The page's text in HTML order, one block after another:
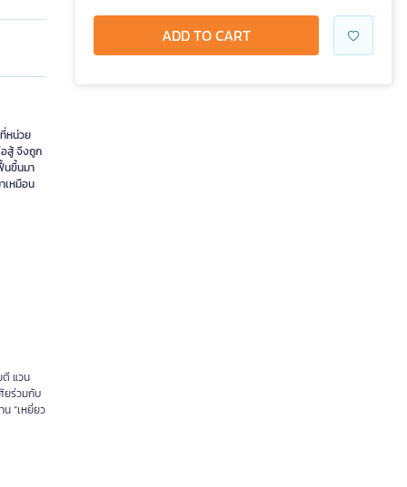
หน่วย
สู้ จึงถูก
นขึ้นมา
เหมือน
ตี แวน
ยร่วมกับ
“เหยี่ยว
ADD TO CART